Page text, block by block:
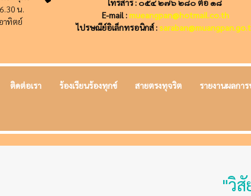
น.
าทิตย์
โทรสาร : ๐๕๔ ๒๗๖ ๒๘๐ ต่อ ๑๘
E-mail :mueangpan@hotmail.co.th
ไปรษณีย์อิเล็กทรอนิกส์ :
ติดต่อเรา ร้องเรียนร้องทุกข์ สายตรงทุจริต รายงานผลการ
"วิสัยทัศน์